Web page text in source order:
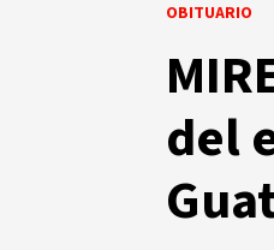
OBITUARIO
del